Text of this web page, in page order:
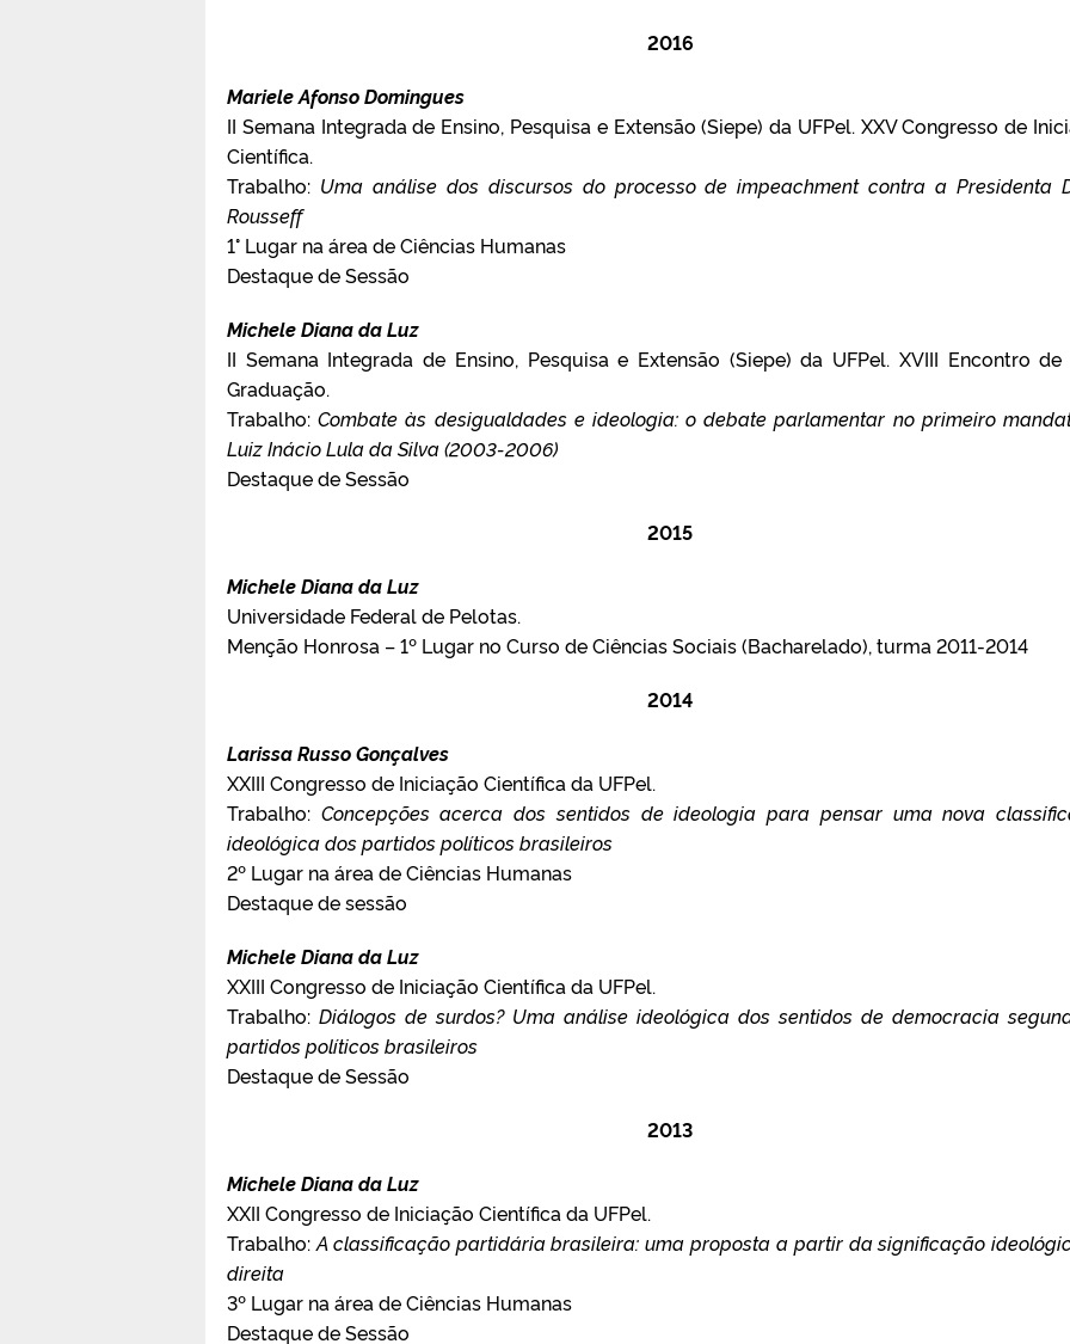
2016
Mariele Afonso Domingues
II Semana Integrada de Ensino, Pesquisa e Extensão (Siepe) da UFPel. XXV Congresso de
Científica.
Trabalho: Uma análise dos discursos do processo de impeachment contra a Presidenta
Rousseff
1° Lugar na área de Ciências Humanas
Destaque de Sessão
Michele Diana da Luz
II Semana Integrada de Ensino, Pesquisa e Extensão (Siepe) da UFPel. XVIII Encontro de
Graduação.
Trabalho:Combate às desigualdades e ideologia: o debate parlamentar no primeiro
Luiz Inácio Lula da Silva (2003-2006)
Destaque de Sessão
2015
Michele Diana da Luz
Universidade Federal de Pelotas.
Menção Honrosa – 1º Lugar no Curso de Ciências Sociais (Bacharelado), turma 2011-2014
2014
Larissa Russo Gonçalves
XXIII Congresso de Iniciação Científica da UFPel.
Trabalho: Concepções acerca dos sentidos de ideologia para pensar uma nova
ideológica dos partidos políticos brasileiros
2º Lugar na área de Ciências Humanas
Destaque de sessão
Michele Diana da Luz
XXIII Congresso de Iniciação Científica da UFPel.
Trabalho: Diálogos de surdos? Uma análise ideológica dos sentidos de democracia
partidos políticos brasileiros
Destaque de Sessão
2013
Michele Diana da Luz
XXII Congresso de Iniciação Científica da UFPel.
Trabalho: A classificação partidária brasileira: uma proposta a partir da significação
direita
3º Lugar na área de Ciências Humanas
Destaque de Sessão